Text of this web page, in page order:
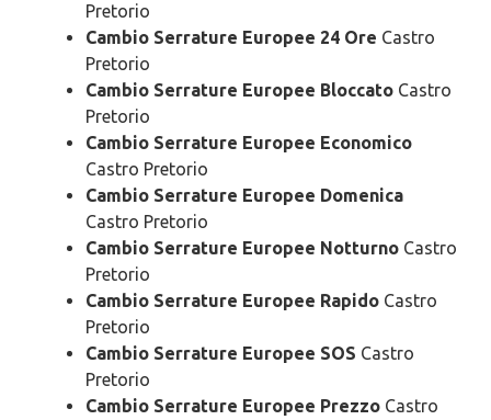
Pretorio
Cambio Serrature Europee 24 Ore Castro
Pretorio
Cambio Serrature Europee Bloccato Castro
Pretorio
Cambio Serrature Europee Economico
Castro Pretorio
Cambio Serrature Europee Domenica
Castro Pretorio
Cambio Serrature Europee Notturno Castro
Pretorio
Cambio Serrature Europee Rapido Castro
Pretorio
Cambio Serrature Europee SOS Castro
Pretorio
Cambio Serrature Europee Prezzo Castro